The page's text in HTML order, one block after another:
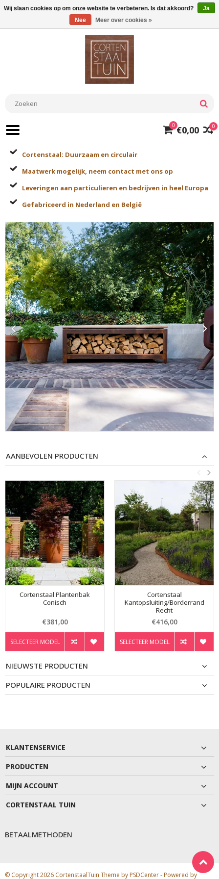
0
0 €0,00
Cortenstaal: Duurzaam en circulair
Maatwerk mogelijk, neem contact met ons op
Leveringen aan particulieren en bedrijven in heel Europa
Gefabriceerd in Nederland en België
AANBEVOLEN PRODUCTEN
Cortenstaal Plantenbak
Conisch
€381,00
SELECTEER MODEL
Cortenstaal
Kantopsluiting/Borderrand
Recht
€416,00
SELECTEER MODEL
NIEUWSTE PRODUCTEN
POPULAIRE PRODUCTEN
KLANTENSERVICE
PRODUCTEN
MIJN ACCOUNT
CORTENSTAAL TUIN
BETAALMETHODEN
© Copyright 2026 CortenstaalTuin Theme by PSDCenter- Powered by
Wij slaan cookies op om onze website te verbeteren. Is dat akkoord?
Ja
Nee
Meer over cookies »